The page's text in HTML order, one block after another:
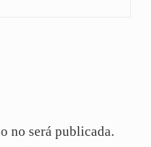
no será publicada.